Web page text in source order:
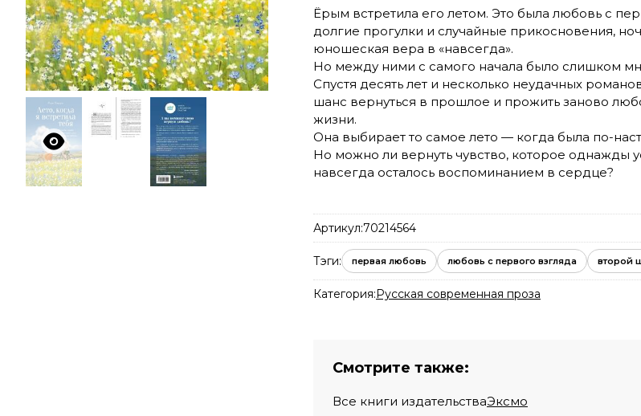
Ёрым встретила его летом. Это была любовь с
долгие прогулки и случайные прикосновения,
юношеская вера в «навсегда».
Но между ними с самого начала было слишком
Спустя десять лет и несколько неудачных
шанс вернуться в прошлое и прожить заново
жизни.
Она выбирает то самое лето — когда была по-
Но можно ли вернуть чувство, которое однажды
навсегда осталось воспоминанием в сердце?
Артикул:70214564
Тэги: первая любовь любовь с первого взгляда второй
Категория:Русская современная проза
Смотрите также:
Все книги издательстваЭксмо